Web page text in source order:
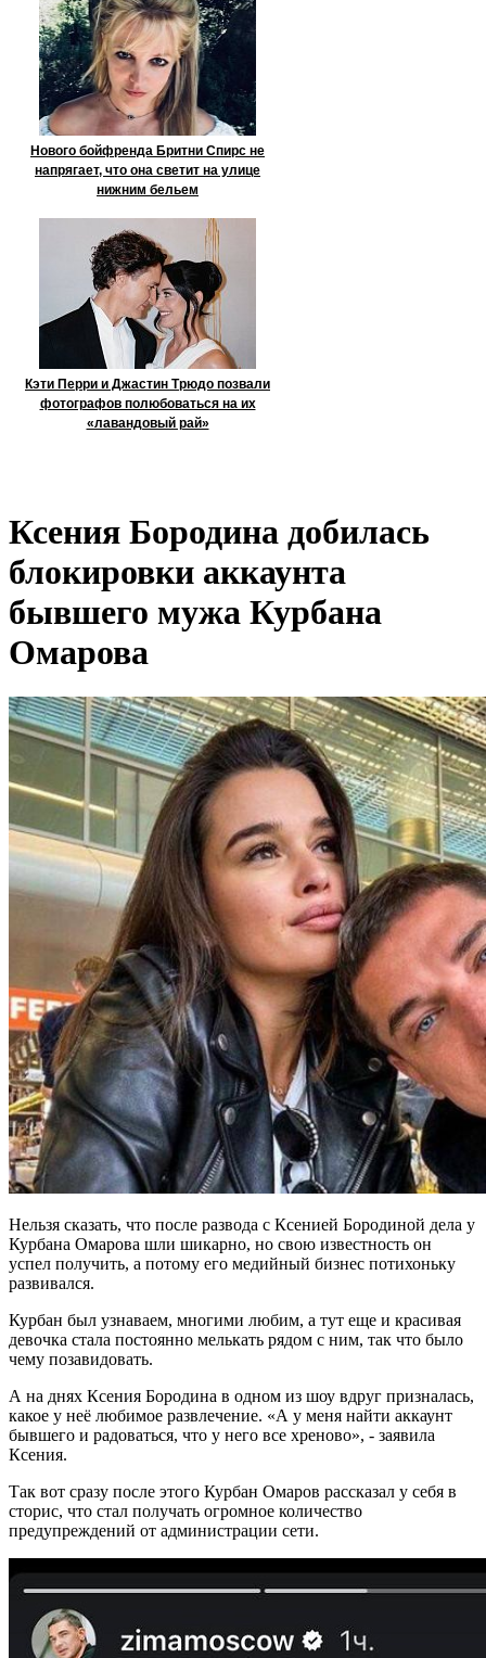
Нового бойфренда Бритни Спирс не
напрягает, что она светит на улице
нижним бельем
Кэти Перри и Джастин Трюдо позвали
фотографов полюбоваться на их
«лавандовый рай»
Ксения Бородина добилась
блокировки аккаунта
бывшего мужа Курбана
Омарова
Нельзя сказать, что после развода с Ксенией Бородиной дела у
Курбана Омарова шли шикарно, но свою известность он
успел получить, а потому его медийный бизнес потихоньку
развивался.
Курбан был узнаваем, многими любим, а тут еще и красивая
девочка стала постоянно мелькать рядом с ним, так что было
чему позавидовать.
А на днях Ксения Бородина в одном из шоу вдруг призналась,
какое у неё любимое развлечение. «А у меня найти аккаунт
бывшего и радоваться, что у него все хреново», - заявила
Ксения.
Так вот сразу после этого Курбан Омаров рассказал у себя в
сторис, что стал получать огромное количество
предупреждений от администрации сети.